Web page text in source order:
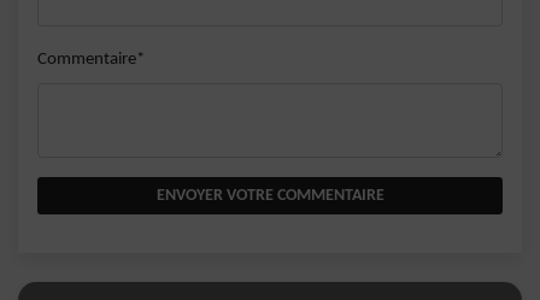
Commentaire*
ENVOYER VOTRE COMMENTAIRE